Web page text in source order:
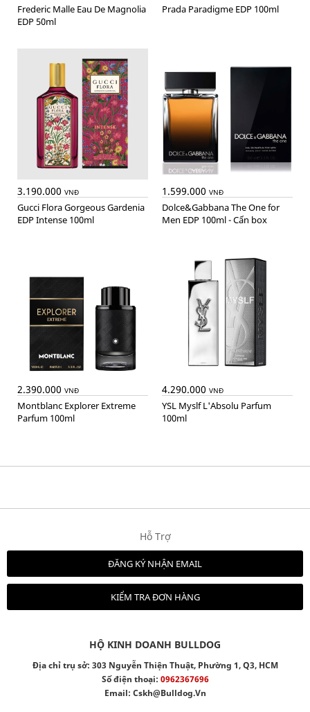
Frederic Malle Eau De Magnolia
EDP 50ml
Prada Paradigme EDP 100ml
3.190.000 VNĐ
Gucci Flora Gorgeous Gardenia
EDP Intense 100ml
1.599.000 VNĐ
Dolce&Gabbana The One for
Men EDP 100ml - Cấn box
2.390.000 VNĐ
Montblanc Explorer Extreme
Parfum 100ml
4.290.000 VNĐ
YSL Myslf L'Absolu Parfum
100ml
Hỗ Trợ
ĐĂNG KÝ NHẬN EMAIL
KIỂM TRA ĐƠN HÀNG
HỘ KINH DOANH BULLDOG
Địa chỉ trụ sở: 303 Nguyễn Thiện Thuật, Phường 1, Q3, HCM
Số điện thoại: 0962367696
Email: Cskh@bulldog.vn